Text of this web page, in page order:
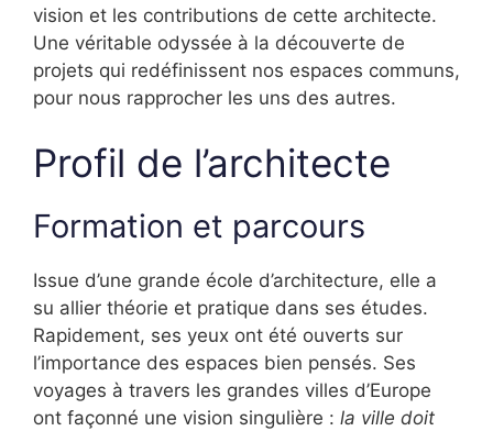
vision et les contributions de cette architecte.
Une véritable odyssée à la découverte de
projets qui redéfinissent nos espaces communs,
pour nous rapprocher les uns des autres.
Profil de l’architecte
Formation et parcours
Issue d’une grande école d’architecture, elle a
su allier théorie et pratique dans ses études.
Rapidement, ses yeux ont été ouverts sur
l’importance des espaces bien pensés. Ses
voyages à travers les grandes villes d’Europe
ont façonné une vision singulière : la ville doit